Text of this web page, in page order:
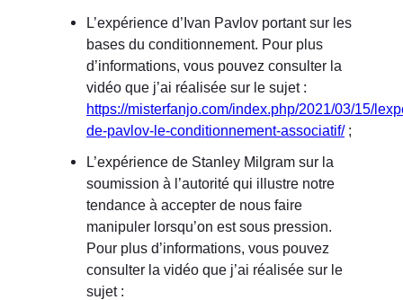
L’expérience d’Ivan Pavlov portant sur les
bases du conditionnement. Pour plus
d’informations, vous pouvez consulter la
vidéo que j’ai réalisée sur le sujet :
https://misterfanjo.com/index.php/2021/03/15/
de-pavlov-le-conditionnement-associatif/;
L’expérience de Stanley Milgram sur la
soumission à l’autorité qui illustre notre
tendance à accepter de nous faire
manipuler lorsqu’on est sous pression.
Pour plus d’informations, vous pouvez
consulter la vidéo que j’ai réalisée sur le
sujet :